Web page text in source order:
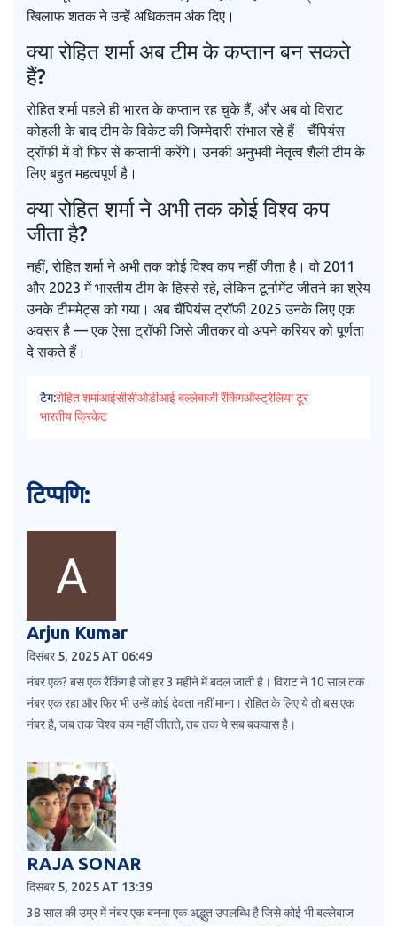
खिलाफ शतक ने उन्हें अधिकतम अंक दिए।
क्या रोहित शर्मा अब टीम के कप्तान बन सकते
हैं?
रोहित शर्मा पहले ही भारत के कप्तान रह चुके हैं, और अब वो विराट
कोहली के बाद टीम के विकेट की जिम्मेदारी संभाल रहे हैं। चैंपियंस
ट्रॉफी में वो फिर से कप्तानी करेंगे। उनकी अनुभवी नेतृत्व शैली टीम के
लिए बहुत महत्वपूर्ण है।
क्या रोहित शर्मा ने अभी तक कोई विश्व कप
जीता है?
नहीं, रोहित शर्मा ने अभी तक कोई विश्व कप नहीं जीता है। वो 2011
और 2023 में भारतीय टीम के हिस्से रहे, लेकिन टूर्नामेंट जीतने का श्रेय
उनके टीममेट्स को गया। अब चैंपियंस ट्रॉफी 2025 उनके लिए एक
अवसर है — एक ऐसा ट्रॉफी जिसे जीतकर वो अपने करियर को पूर्णता
दे सकते हैं।
टैग:रोहित शर्माआईसीसीओडीआई बल्लेबाजी रैंकिंगऑस्ट्रेलिया टूर
भारतीय क्रिकेट
टिप्पणि:
Arjun Kumar
दिसंबर 5, 2025 AT 06:49
नंबर एक? बस एक रैंकिंग है जो हर 3 महीने में बदल जाती है। विराट ने 10 साल तक
नंबर एक रहा और फिर भी उन्हें कोई देवता नहीं माना। रोहित के लिए ये तो बस एक
नंबर है, जब तक विश्व कप नहीं जीतते, तब तक ये सब बकवास है।
RAJA SONAR
दिसंबर 5, 2025 AT 13:39
38 साल की उम्र में नंबर एक बनना एक अद्भुत उपलब्धि है जिसे कोई भी बल्लेबाज